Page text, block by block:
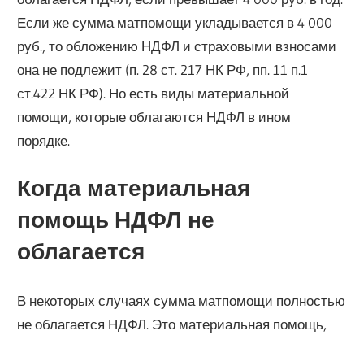
Если же сумма матпомощи укладывается в 4 000
руб., то обложению НДФЛ и страховыми взносами
она не подлежит (п. 28 ст. 217 НК РФ, пп. 11 п.1
ст.422 НК РФ). Но есть виды материальной
помощи, которые облагаются НДФЛ в ином
порядке.
Когда материальная
помощь НДФЛ не
облагается
В некоторых случаях сумма матпомощи полностью
не облагается НДФЛ. Это материальная помощь,